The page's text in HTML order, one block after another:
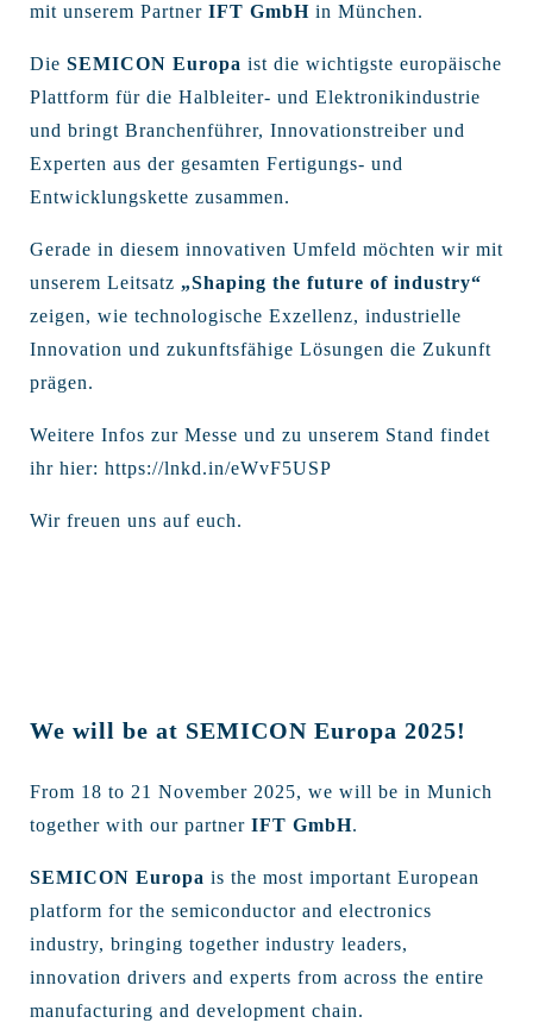
mit unserem Partner IFT GmbH in München.
Die SEMICON Europa ist die wichtigste europäische
Plattform für die Halbleiter- und Elektronikindustrie
und bringt Branchenführer, Innovationstreiber und
Experten aus der gesamten Fertigungs- und
Entwicklungskette zusammen.
Gerade in diesem innovativen Umfeld möchten wir mit
unserem Leitsatz „Shaping the future of industry“
zeigen, wie technologische Exzellenz, industrielle
Innovation und zukunftsfähige Lösungen die Zukunft
prägen.
Weitere Infos zur Messe und zu unserem Stand findet
ihr hier: https://lnkd.in/eWvF5USP
Wir freuen uns auf euch.
We will be at SEMICON Europa 2025!
From 18 to 21 November 2025, we will be in Munich
together with our partner IFT GmbH.
SEMICON Europa is the most important European
platform for the semiconductor and electronics
industry, bringing together industry leaders,
innovation drivers and experts from across the entire
manufacturing and development chain.